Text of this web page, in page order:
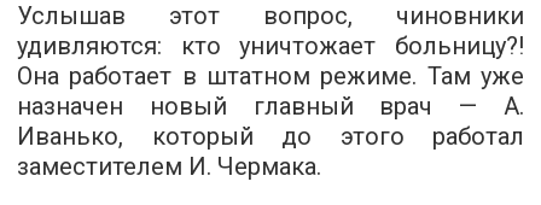
Услышав этот вопрос, чиновники
удивляются: кто уничтожает больницу?!
Она работает в штатном режиме. Там уже
назначен новый главный врач — А.
Иванько, который до этого работал
заместителем И. Чермака.